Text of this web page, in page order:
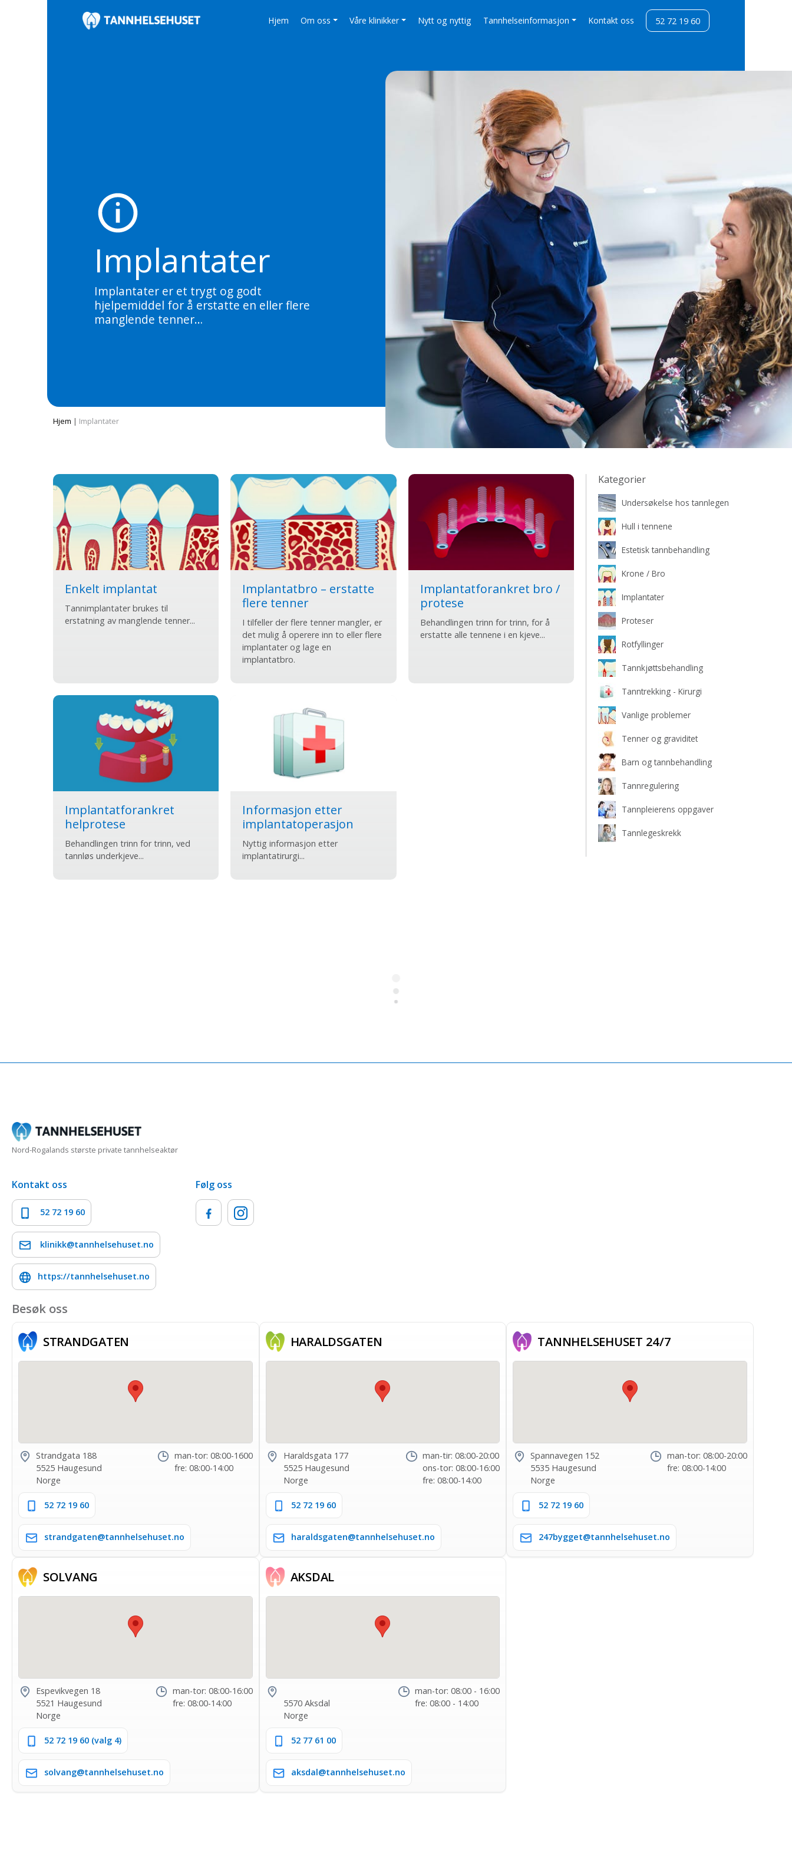
Hjem Om oss Våre klinikker Nytt og nyttig Tannhelseinformasjon Kontakt oss 52 72 19 60
Implantater
Implantater er et trygt og godt
hjelpemiddel for å erstatte en eller flere
manglende tenner…
Hjem | Implantater
Kategorier
Undersøkelse hos tannlegen
Hull i tennene
Estetisk tannbehandling
Krone / Bro
Implantater
Proteser
Rotfyllinger
Tannkjøttsbehandling
Tanntrekking - Kirurgi
Vanlige problemer
Tenner og graviditet
Barn og tannbehandling
Tannregulering
Tannpleierens oppgaver
Tannlegeskrekk
Enkelt implantat
Tannimplantater brukes til
erstatning av manglende tenner...
Implantatbro – erstatte
flere tenner
I tilfeller der flere tenner mangler, er
det mulig å operere inn to eller flere
implantater og lage en
implantatbro.
Implantatforankret bro /
protese
Behandlingen trinn for trinn, for å
erstatte alle tennene i en kjeve...
Implantatforankret
helprotese
Behandlingen trinn for trinn, ved
tannløs underkjeve...
Informasjon etter
implantatoperasjon
Nyttig informasjon etter
implantatirurgi...
Nord-Rogalands største private tannhelseaktør
Kontakt oss
52 72 19 60
klinikk@tannhelsehuset.no
https://tannhelsehuset.no
Følg oss
Besøk oss
STRAND­GATEN
Strandgata 188
5525 Haugesund
Norge
man-tor: 08:00-1600
fre: 08:00-14:00
52 72 19 60
strandgaten@tannhelsehuset.no
HARALDS­GATEN
Haraldsgata 177
5525 Haugesund
Norge
man-tir: 08:00-20:00
ons-tor: 08:00-16:00
fre: 08:00-14:00
52 72 19 60
haraldsgaten@tannhelsehuset.no
TANNHELSE­HUSET 24/7
Spannavegen 152
5535 Haugesund
Norge
man-tor: 08:00-20:00
fre: 08:00-14:00
52 72 19 60
247bygget@tannhelsehuset.no
SOLVANG
Espevikvegen 18
5521 Haugesund
Norge
man-tor: 08:00-16:00
fre: 08:00-14:00
52 72 19 60 (valg 4)
solvang@tannhelsehuset.no
AKSDAL
5570 Aksdal
Norge
man-tor: 08:00 - 16:00
fre: 08:00 - 14:00
52 77 61 00
aksdal@tannhelsehuset.no